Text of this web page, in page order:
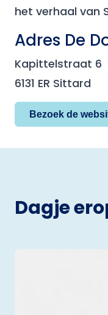
het verhaal van
Adres De
Kapittelstraat 6
6131 ER Sittard
Bezoek de
Dagje